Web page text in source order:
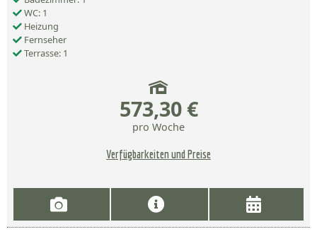
WC: 1
Heizung
Fernseher
Terrasse: 1
573,30 €
pro Woche
Verfügbarkeiten und Preise